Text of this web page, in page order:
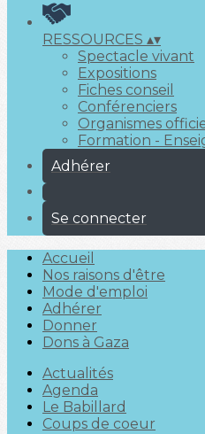
RESSOURCES ▴▾
Spectacle vivant
Expositions
Fiches conseil
Conférenciers
Organismes
Formation -
Adhérer
Se connecter
Accueil
Nos raisons d'être
Mode d'emploi
Adhérer
Donner
Dons à Gaza
Actualités
Agenda
Le Babillard
Coups de coeur